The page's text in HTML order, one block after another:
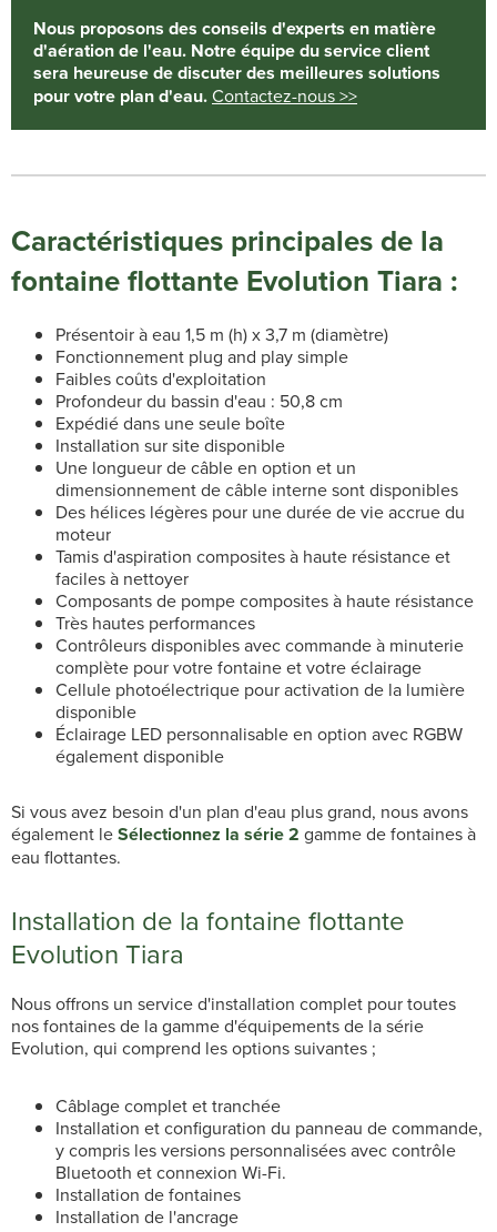
Nous proposons des conseils d'experts en matière
d'aération de l'eau. Notre équipe du service client
sera heureuse de discuter des meilleures solutions
pour votre plan d'eau.Contactez-nous >>
Caractéristiques principales de la
fontaine flottante Evolution Tiara :
Présentoir à eau 1,5 m (h) x 3,7 m (diamètre)
Fonctionnement plug and play simple
Faibles coûts d'exploitation
Profondeur du bassin d'eau : 50,8 cm
Expédié dans une seule boîte
Installation sur site disponible
Une longueur de câble en option et un
dimensionnement de câble interne sont disponibles
Des hélices légères pour une durée de vie accrue du
moteur
Tamis d'aspiration composites à haute résistance et
faciles à nettoyer
Composants de pompe composites à haute résistance
Très hautes performances
Contrôleurs disponibles avec commande à minuterie
complète pour votre fontaine et votre éclairage
Cellule photoélectrique pour activation de la lumière
disponible
Éclairage LED personnalisable en option avec RGBW
également disponible
Si vous avez besoin d'un plan d'eau plus grand, nous avons
également leSélectionnez la série 2 gamme de fontaines à
eau flottantes.
Installation de la fontaine flottante
Evolution Tiara
Nous offrons un service d'installation complet pour toutes
nos fontaines de la gamme d'équipements de la série
Evolution, qui comprend les options suivantes ;
Câblage complet et tranchée
Installation et configuration du panneau de commande,
y compris les versions personnalisées avec contrôle
Bluetooth et connexion Wi-Fi.
Installation de fontaines
Installation de l'ancrage